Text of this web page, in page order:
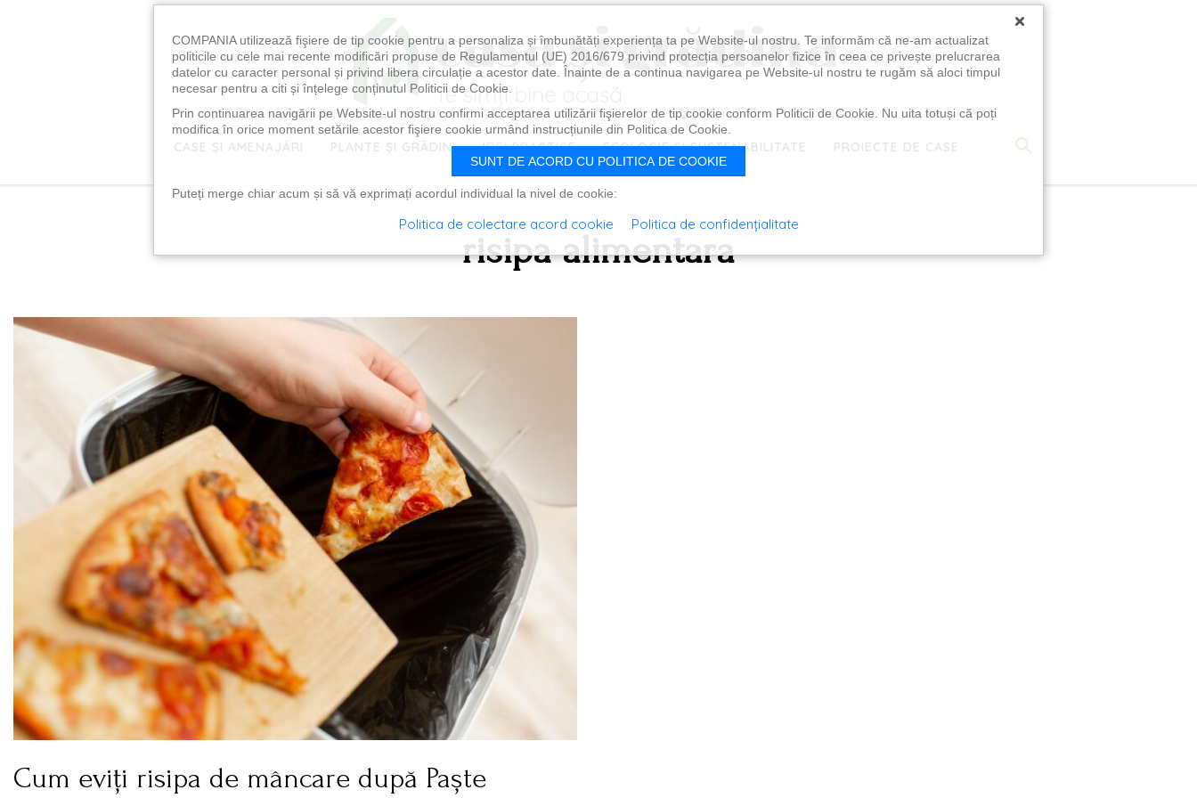
CASE ȘI AMENAJĂRI PLANTE ȘI GRĂDINI IDEI PRACTICE ECOLOGIE ȘI SUSTENABILITATE PROIECTE DE CASE
risipa alimentara
Cum eviți risipa de mâncare după Paște
×
COMPANIA utilizează fişiere de tip cookie pentru a personaliza și îmbunătăți experiența ta pe Website-ul nostru. Te informăm că ne-am actualizat
politicile cu cele mai recente modificări propuse de Regulamentul (UE) 2016/679 privind protecția persoanelor fizice în ceea ce privește prelucrarea
datelor cu caracter personal și privind libera circulație a acestor date. Înainte de a continua navigarea pe Website-ul nostru te rugăm să aloci timpul
necesar pentru a citi și înțelege conținutul Politicii de Cookie.
Prin continuarea navigării pe Website-ul nostru confirmi acceptarea utilizării fişierelor de tip cookie conform Politicii de Cookie. Nu uita totuși că poți
modifica în orice moment setările acestor fişiere cookie urmând instrucțiunile din Politica de Cookie.
SUNT DE ACORD CU POLITICA DE COOKIE
Puteți merge chiar acum și să vă exprimați acordul individual la nivel de cookie:
Politica de colectare acord cookie Politica de confidențialitate